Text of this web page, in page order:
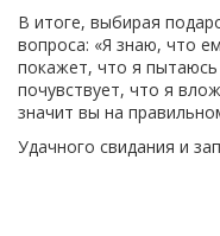
В итоге, выбирая
вопроса: «Я знаю, что
покажет, что я пытаюсь
почувствует, что я
значит вы на
Удачного свидания и